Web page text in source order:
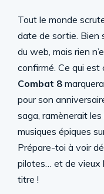
Tout le monde
date de sortie. Bien
du web, mais rien
confirmé. Ce qui est
Combat 8
pour son
saga, ramènerait
musiques épiques
Prépare-toi à voir
pilotes… et de vieux
titre !